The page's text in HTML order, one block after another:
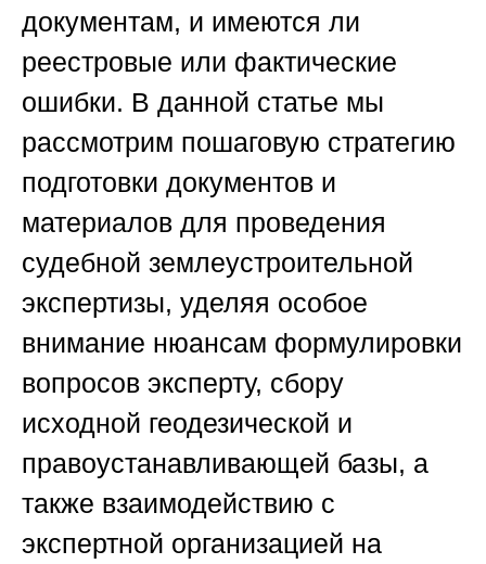
документам, и имеются ли
реестровые или фактические
ошибки. В данной статье мы
рассмотрим пошаговую стратегию
подготовки документов и
материалов для проведения
судебной землеустроительной
экспертизы, уделяя особое
внимание нюансам формулировки
вопросов эксперту, сбору
исходной геодезической и
правоустанавливающей базы, а
также взаимодействию с
экспертной организацией на